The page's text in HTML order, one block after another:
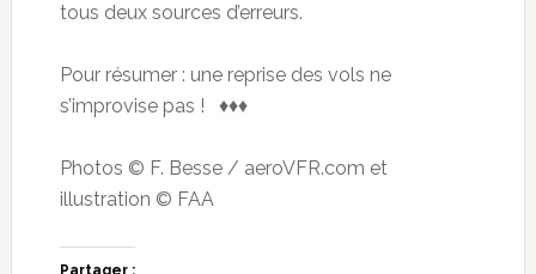
tous deux sources d’erreurs.
Pour résumer : une reprise des vols ne
s’improvise pas ! ♦♦♦
Photos © F. Besse / aeroVFR.com et
illustration © FAA